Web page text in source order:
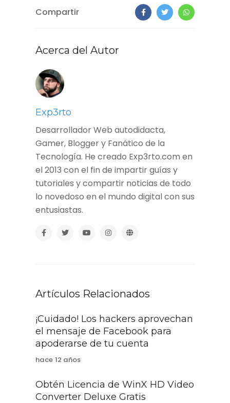
Compartir
Acerca del Autor
Exp3rto
Desarrollador Web autodidacta,
Gamer, Blogger y Fanático de la
Tecnología. He creado Exp3rto.com en
el 2013 con el fin de impartir guías y
tutoriales y compartir noticias de todo
lo novedoso en el mundo digital con sus
entusiastas.
Artículos Relacionados
¡Cuidado! Los hackers aprovechan
el mensaje de Facebook para
apoderarse de tu cuenta
hace 12 años
Obtén Licencia de WinX HD Video
Converter Deluxe Gratis